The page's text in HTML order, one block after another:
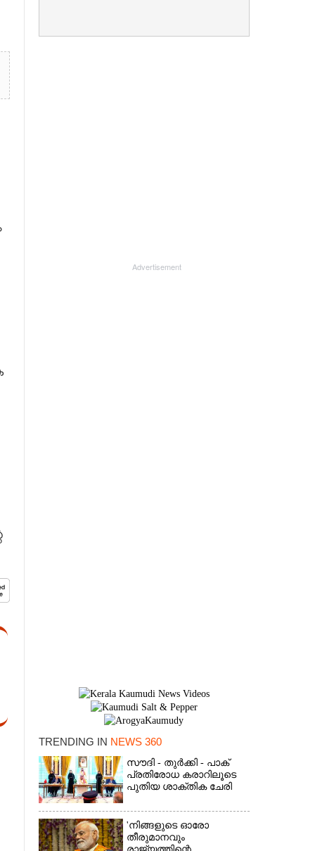
Advertisement
TRENDING IN NEWS 360
സൗദി - തുർക്കി - പാക്
പ്രതിരോധ കരാറിലൂടെ
പുതിയ ശാക്തിക ചേരി
'നിങ്ങളുടെ ഓരോ
തീരുമാനവും
×